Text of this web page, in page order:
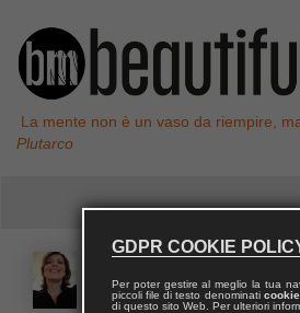
La mente non è un vaso da riempire,
Plutarco
GDPR COOKIE
Per poter gestire al meglio la tua
piccoli file di testo denominati cookie
di questo sito Web. Per ulteriori